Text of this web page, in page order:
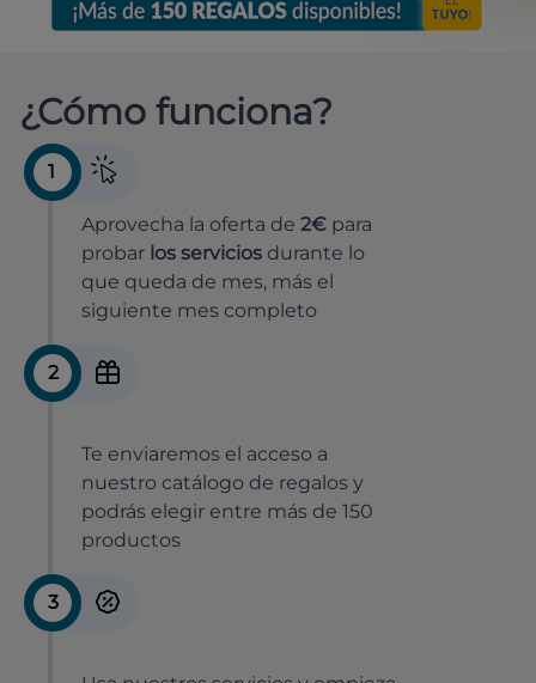
¿Cómo funciona?
1
Aprovecha la oferta de 2€ para
probar los servicios durante lo
que queda de mes, más el
siguiente mes completo
2
Te enviaremos el acceso a
nuestro catálogo de regalos y
podrás elegir entre más de 150
productos
3